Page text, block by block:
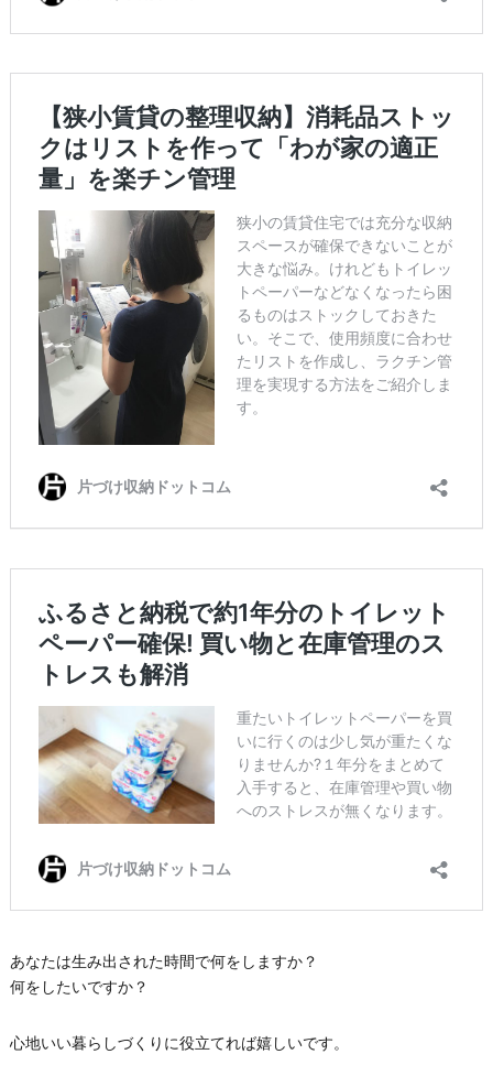
あなたは生み出された時間で何をしますか？
何をしたいですか？
心地いい暮らしづくりに役立てれば嬉しいです。